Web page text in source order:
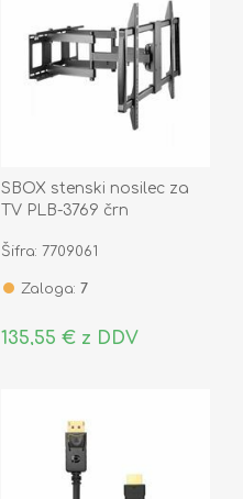
SBOX stenski nosilec za
TV PLB-3769 črn
Šifra: 7709061
Zaloga: 7
135,55 € z DDV